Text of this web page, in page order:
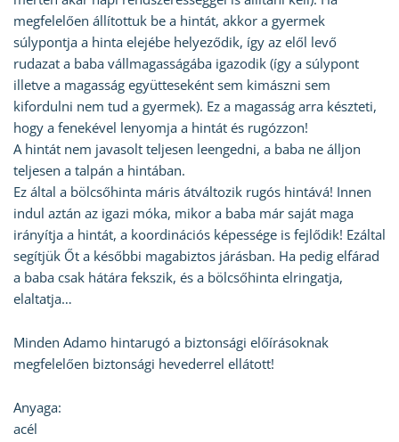
megfelelően állítottuk be a hintát, akkor a gyermek
súlypontja a hinta elejébe helyeződik, így az elől levő
rudazat a baba vállmagasságába igazodik (így a súlypont
illetve a magasság együtteseként sem kimászni sem
kifordulni nem tud a gyermek). Ez a magasság arra készteti,
hogy a fenekével lenyomja a hintát és rugózzon!
A hintát nem javasolt teljesen leengedni, a baba ne álljon
teljesen a talpán a hintában.
Ez által a bölcsőhinta máris átváltozik rugós hintává! Innen
indul aztán az igazi móka, mikor a baba már saját maga
irányítja a hintát, a koordinációs képessége is fejlődik! Ezáltal
segítjük Őt a későbbi magabiztos járásban. Ha pedig elfárad
a baba csak hátára fekszik, és a bölcsőhinta elringatja,
elaltatja…
Minden Adamo hintarugó a biztonsági előírásoknak
megfelelően biztonsági hevederrel ellátott!
Anyaga:
acél